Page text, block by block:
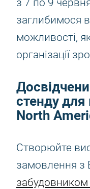
з 7 по 9
заглибимося в
можливості,
організації
стенду для
North
Створюйте
замовлення з
забудовником